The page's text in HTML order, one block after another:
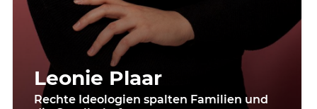
Leonie Plaar
Rechte Ideologien spalten Familien und